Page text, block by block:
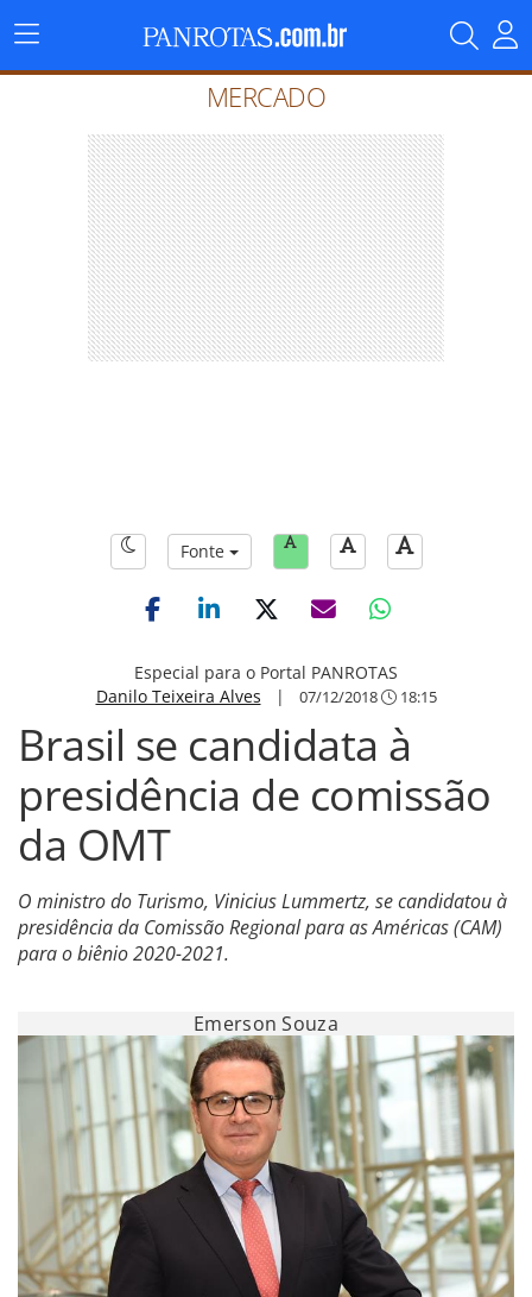
Menu
Principal
MERCADO
Fonte
Especial para o Portal PANROTAS
Danilo Teixeira Alves | 07/12/2018 18:15
Brasil se candidata à
presidência de comissão
da OMT
O ministro do Turismo, Vinicius Lummertz, se candidatou à
presidência da Comissão Regional para as Américas (CAM)
para o biênio 2020-2021.
Emerson Souza